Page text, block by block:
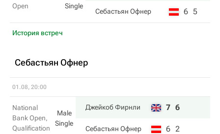
Open
Single
Себастьян Офнер 6 5
История встреч
Себастьян Офнер
01.08, 20:00
National
Bank Open,
Qualification
Male
Single
Джейкоб Фирнли 7 6
Себастьян Офнер 6 2